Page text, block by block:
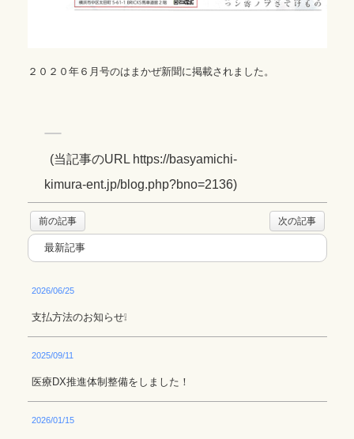
２０２０年６月号のはまかぜ新聞に掲載されました。
(当記事のURL https://basyamichi-
kimura-ent.jp/blog.php?bno=2136)
前の記事 次の記事
最新記事
2026/06/25
支払方法のお知らせ❕
2025/09/11
医療DX推進体制整備をしました！
2026/01/15